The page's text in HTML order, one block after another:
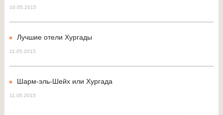
10.05.2015
Лучшие отели Хургады
11.05.2015
Шарм-эль-Шейх или Хургада
11.05.2015